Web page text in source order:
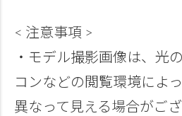
< 注意事項 >
・モデル撮影画像は、光
コンなどの閲覧環境によ
異なって見える場合がご